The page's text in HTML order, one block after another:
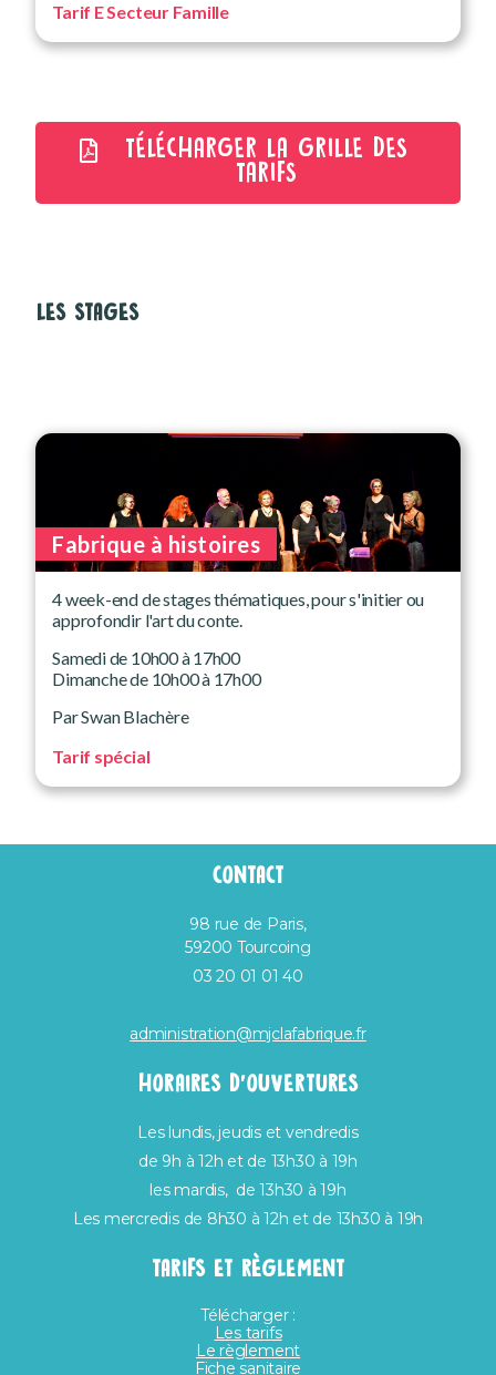
Tarif E Secteur Famille
TÉLÉCHARGER LA GRILLE DES
TARIFS
LES STAGES
Fabrique à histoires
4 week-end de stages thématiques, pour s'initier ou
approfondir l'art du conte.
Samedi de 10h00 à 17h00
Dimanche de 10h00 à 17h00
Par Swan Blachère
Tarif spécial
CONTACT
98 rue de Paris,
59200 Tourcoing
03 20 01 01 40
administration@mjclafabrique.fr
HORAIRES D’OUVERTURES
Les lundis, jeudis et vendredis
de 9h à 12h et de 13h30 à 19h
les mardis, de 13h30 à 19h
Les mercredis de 8h30 à 12h et de 13h30 à 19h
TARIFS ET RÈGLEMENT
Télécharger :
Les tarifs
Le règlement
Fiche sanitaire